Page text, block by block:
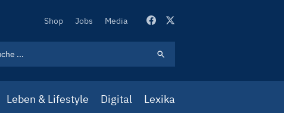
Secondary
Shop Jobs Media
Leben & Lifestyle Digital Lexika